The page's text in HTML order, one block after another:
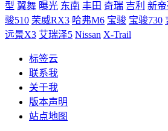
型 翼舞 曝光 东南 丰田 奇瑞 吉利 新
骏510 荣威RX3 哈弗M6 宝骏 宝骏730
远景X3 艾瑞泽5 Nissan X-Trail
标签云
联系我
关于我
版本声明
站点地图